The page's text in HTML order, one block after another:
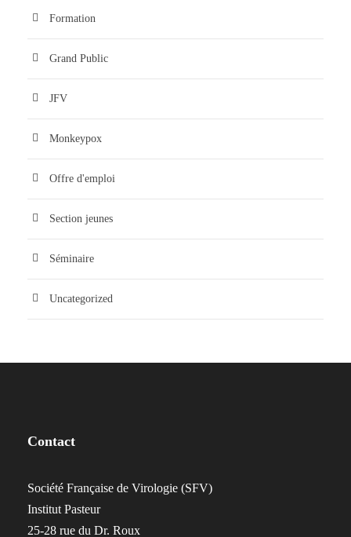
Formation
Grand Public
JFV
Monkeypox
Offre d'emploi
Section jeunes
Séminaire
Uncategorized
Contact
Société Française de Virologie (SFV)
Institut Pasteur
25-28 rue du Dr. Roux